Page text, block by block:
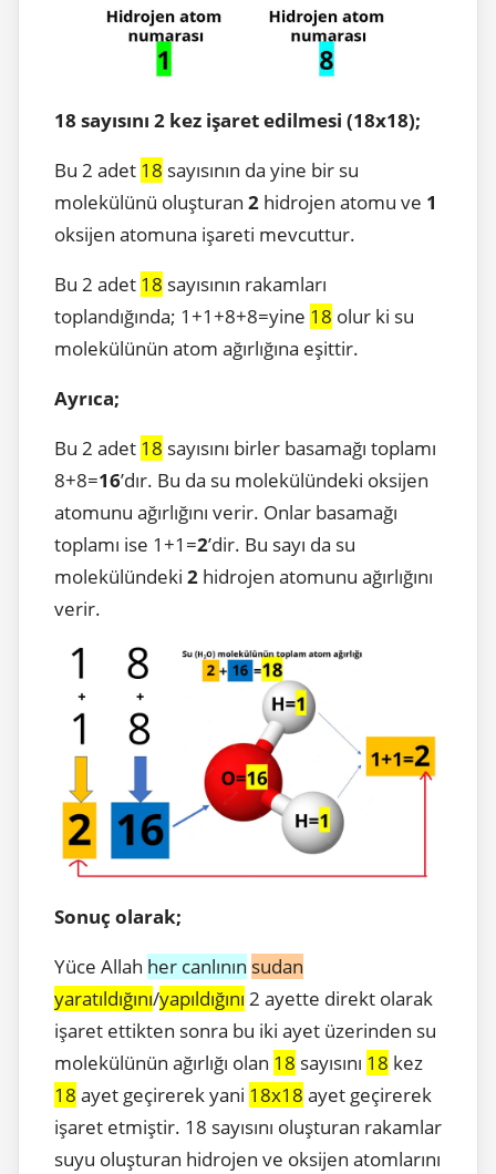
18 sayısını 2 kez işaret edilmesi (18x18);
Bu 2 adet 18 sayısının da yine bir su
molekülünü oluşturan 2 hidrojen atomu ve 1
oksijen atomuna işareti mevcuttur.
Bu 2 adet 18 sayısının rakamları
toplandığında; 1+1+8+8=yine 18 olur ki su
molekülünün atom ağırlığına eşittir.
Ayrıca;
Bu 2 adet 18 sayısını birler basamağı toplamı
8+8=16’dır. Bu da su molekülündeki oksijen
atomunu ağırlığını verir. Onlar basamağı
toplamı ise 1+1=2’dir. Bu sayı da su
molekülündeki 2 hidrojen atomunu ağırlığını
verir.
Sonuç olarak;
Yüce Allah her canlının sudan
yaratıldığını/yapıldığını 2 ayette direkt olarak
işaret ettikten sonra bu iki ayet üzerinden su
molekülünün ağırlığı olan 18 sayısını 18 kez
18 ayet geçirerek yani 18x18 ayet geçirerek
işaret etmiştir. 18 sayısını oluşturan rakamlar
suyu oluşturan hidrojen ve oksijen atomlarını